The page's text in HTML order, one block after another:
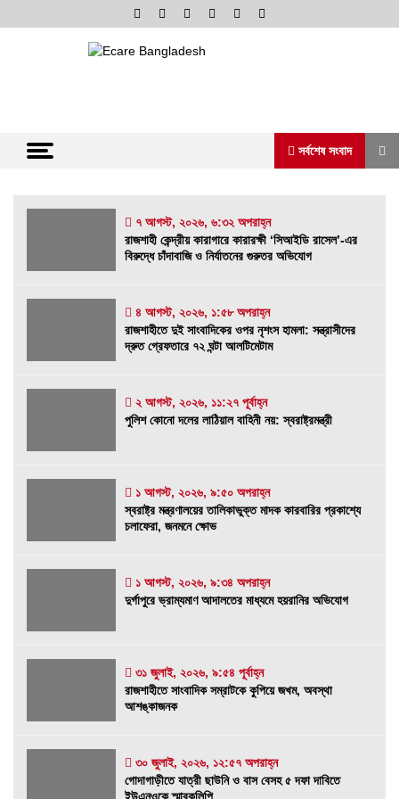
to
সর্বশেষ সংবাদ
রাজশাহী কেন্দ্রীয় কারাগারে কারারক্ষী ‘সিআইডি রাসেল’-
৭ আগস্ট, ২০২৬, ৬:৩২ অপরাহ্ন
রাজশাহীতে দুই সাংবাদিকের ওপর নৃশংস হামলা:
পুলিশ কোনো দলের লাঠিয়াল বাহিনী নয়: স্বরাষ্ট্রমন্ত্রী
স্বরাষ্ট্র মন্ত্রণালয়ের তালিকাভুক্ত মাদক কারবারির
প্রকাশ্যে চলাফেরা, জনমনে ক্ষোভ
দুর্গাপুরে ভ্রাম্যমাণ আদালতের মাধ্যমে হয়রানির
অভিযোগ
রাজশাহীতে সাংবাদিক সম্রাটকে কুপিয়ে জখম, অবস্থা
আশঙ্কাজনক
গোদাগাড়ীতে যাত্রী ছাউনি ও বাস বেসহ ৫ দফা দাবিতে
ইউএনওকে স্মারকলিপি
৭ আগস্ট, ২০২৬, ৬:৩২ অপরাহ্ন
রাজশাহী কেন্দ্রীয় কারাগারে কারারক্ষী ‘সিআইডি রাসেল’-এর
বিরুদ্ধে চাঁদাবাজি ও নির্যাতনের গুরুতর অভিযোগ
৪ আগস্ট, ২০২৬, ১:৫৮ অপরাহ্ন
রাজশাহীতে দুই সাংবাদিকের ওপর নৃশংস হামলা: সন্ত্রাসীদের
দ্রুত গ্রেফতারে ৭২ ঘন্টা আলটিমেটাম
২ আগস্ট, ২০২৬, ১১:২৭ পূর্বাহ্ন
পুলিশ কোনো দলের লাঠিয়াল বাহিনী নয়: স্বরাষ্ট্রমন্ত্রী
১ আগস্ট, ২০২৬, ৯:৫০ অপরাহ্ন
স্বরাষ্ট্র মন্ত্রণালয়ের তালিকাভুক্ত মাদক কারবারির প্রকাশ্যে
চলাফেরা, জনমনে ক্ষোভ
১ আগস্ট, ২০২৬, ৯:৩৪ অপরাহ্ন
দুর্গাপুরে ভ্রাম্যমাণ আদালতের মাধ্যমে হয়রানির অভিযোগ
৩১ জুলাই, ২০২৬, ৯:৫৪ পূর্বাহ্ন
রাজশাহীতে সাংবাদিক সম্রাটকে কুপিয়ে জখম, অবস্থা
আশঙ্কাজনক
৩০ জুলাই, ২০২৬, ১২:৫৭ অপরাহ্ন
গোদাগাড়ীতে যাত্রী ছাউনি ও বাস বেসহ ৫ দফা দাবিতে
ইউএনওকে স্মারকলিপি